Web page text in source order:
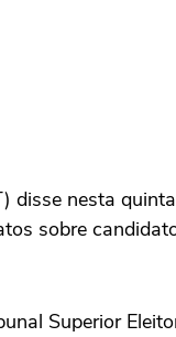
disse nesta
sobre
Superior